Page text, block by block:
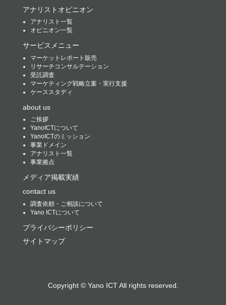
アナリストオピニオン
アナリスト一覧
オピニオン一覧
サービスメニュー
マーケットレポート販売
リサーチコンサルテーション
受託調査
マーケティング戦略立案・実行支援
ケーススタディ
about us
ご挨拶
YanoICTについて
YanoICTのミッション
事業ドメイン
アナリスト一覧
事業拠点
メディア掲載実績
contact us
調査依頼・ご相談について
Yano ICTについて
プライバシーポリシー
サイトマップ
Copyright © Yano ICTAll rights reserved.